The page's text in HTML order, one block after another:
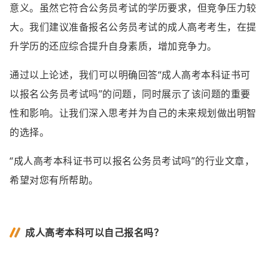
意义。虽然它符合公务员考试的学历要求，但竞争压力较
大。我们建议准备报名公务员考试的成人高考考生，在提
升学历的还应综合提升自身素质，增加竞争力。
通过以上论述，我们可以明确回答“成人高考本科证书可
以报名公务员考试吗”的问题，同时展示了该问题的重要
性和影响。让我们深入思考并为自己的未来规划做出明智
的选择。
“成人高考本科证书可以报名公务员考试吗”的行业文章，
希望对您有所帮助。
成人高考本科可以自己报名吗？